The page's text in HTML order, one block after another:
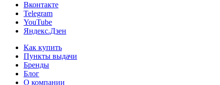
Вконтакте
Telegram
YouTube
Яндекс.Дзен
Как купить
Пункты выдачи
Бренды
Блог
О компании